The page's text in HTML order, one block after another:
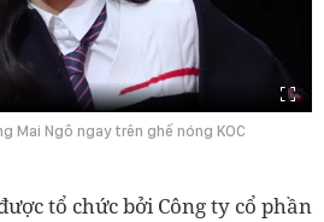
Mai Ngô ngay trên ghế nóng KOC
tổ chức bởi Công ty cổ phần